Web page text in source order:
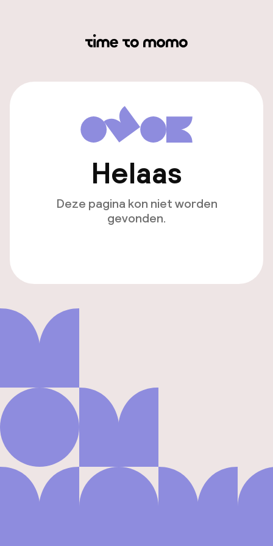
Helaas
Deze pagina kon niet worden
gevonden.